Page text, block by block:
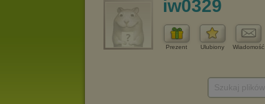
iw0329
Prezent Ulubiony Wiadomość